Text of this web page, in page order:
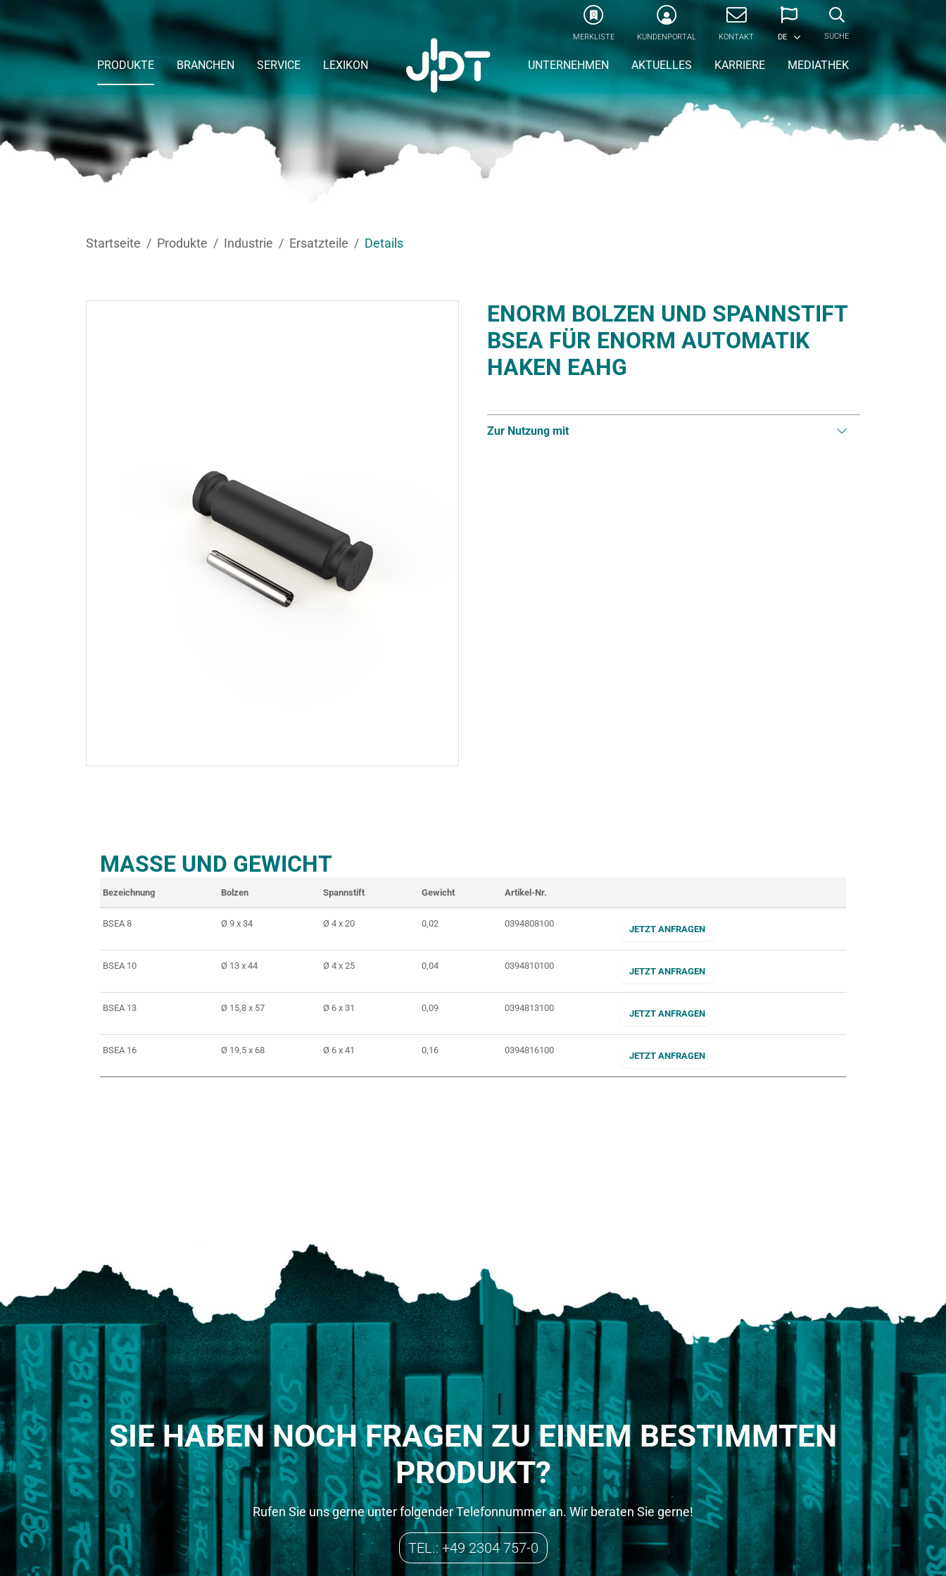
Skip to main content 0
MERKLISTE KUNDENPORTAL KONTAKT DE SUCHE
PRODUKTE BRANCHEN SERVICE LEXIKON UNTERNEHMEN AKTUELLES KARRIERE MEDIATHEK
Startseite Produkte Industrie Ersatzteile Details
ENORM BOLZEN UND SPANNSTIFT
BSEA FÜR ENORM AUTOMATIK
HAKEN EAHG
Zur Nutzung mit
MASSE UND GEWICHT
Bezeichnung Bolzen Spannstift Gewicht Artikel-Nr.
BSEA 8 Ø 9 x 34 Ø 4 x 20 0,02 0394808100
JETZT ANFRAGEN
BSEA 10 Ø 13 x 44 Ø 4 x 25 0,04 0394810100
JETZT ANFRAGEN
BSEA 13 Ø 15,8 x 57 Ø 6 x 31 0,09 0394813100
JETZT ANFRAGEN
BSEA 16 Ø 19,5 x 68 Ø 6 x 41 0,16 0394816100
JETZT ANFRAGEN
SIE HABEN NOCH FRAGEN ZU EINEM BESTIMMTEN
PRODUKT?
Rufen Sie uns gerne unter folgender Telefonnummer an. Wir beraten Sie gerne!
TEL.: +49 2304 757-0